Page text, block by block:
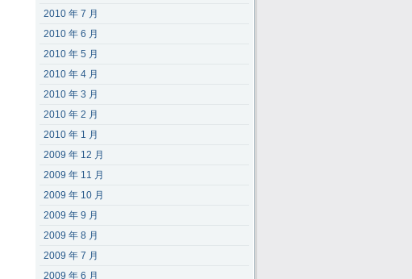
2010 年 7 月
2010 年 6 月
2010 年 5 月
2010 年 4 月
2010 年 3 月
2010 年 2 月
2010 年 1 月
2009 年 12 月
2009 年 11 月
2009 年 10 月
2009 年 9 月
2009 年 8 月
2009 年 7 月
2009 年 6 月